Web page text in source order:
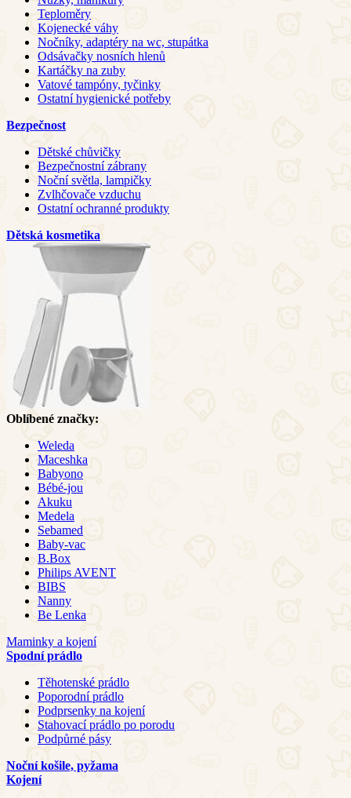
Teploměry
Kojenecké váhy
Nočníky, adaptéry na wc, stupátka
Odsávačky nosních hlenů
Kartáčky na zuby
Vatové tampóny, tyčinky
Ostatní hygienické potřeby
Bezpečnost
Dětské chůvičky
Bezpečnostní zábrany
Noční světla, lampičky
Zvlhčovače vzduchu
Ostatní ochranné produkty
Dětská kosmetika
Oblíbené značky:
Weleda
Maceshka
Babyono
Bébé-jou
Akuku
Medela
Sebamed
Baby-vac
B.Box
Philips AVENT
BIBS
Nanny
Be Lenka
Maminky a kojení
Spodní prádlo
Těhotenské prádlo
Poporodní prádlo
Podprsenky na kojení
Stahovací prádlo po porodu
Podpůrné pásy
Noční košile, pyžama
Kojení